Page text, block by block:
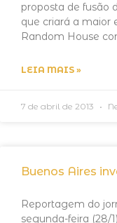
proposta de fusão
que criará a maior
Random House
LEIA MAIS »
7 de abril de 2013
Buenos Aires
Reportagem do
segunda-feira (28/